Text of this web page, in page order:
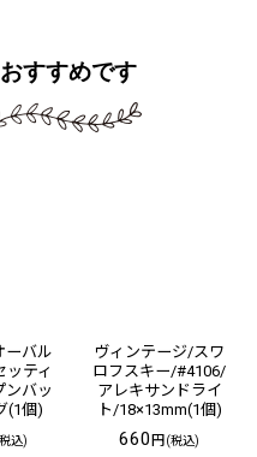
すすめです
ーバル
ッティ
ンバッ
(1個)
込)
ヴィンテージ/スワ
ロフスキー/#4106/
アレキサンドライ
ト/18×13mm(1個)
660円(税込)